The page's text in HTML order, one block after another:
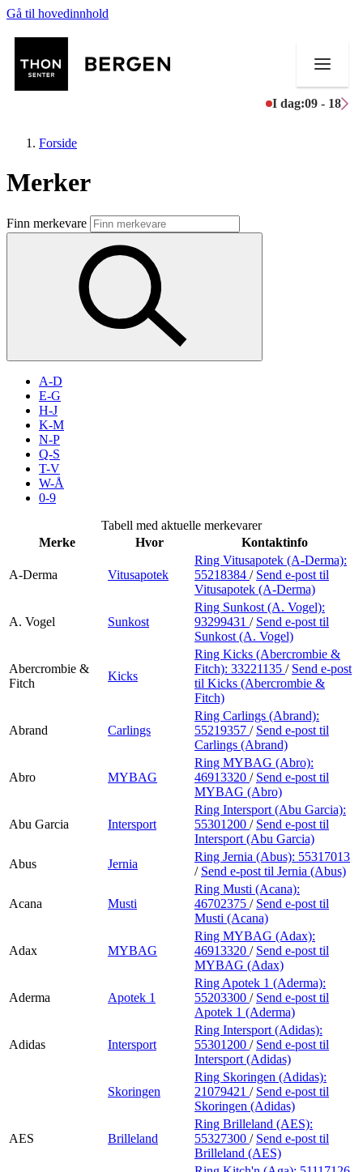
Gå til hovedinnhold
I dag:09 - 18
Butikker
Mat og drikke
Aktiviteter
Inspirasjon
Søk
Praktisk informasjon
Ledige stillinger
Finn frem
Forside
Merker
Finn merkevare
A-D
E-G
H-J
K-M
N-P
Q-S
T-V
W-Å
0-9
Tabell med aktuelle merkevarer
Merke
Hvor Kontaktinfo
A-Derma Vitusapotek
Ring Vitusapotek (A-Derma):
55218384 / Send e-post til
Vitusapotek (A-Derma)
A. Vogel Sunkost
Ring Sunkost (A. Vogel):
93299431 / Send e-post til
Sunkost (A. Vogel)
Abercrombie &
Fitch
Kicks
Ring Kicks (Abercrombie &
Fitch): 33221135 / Send e-post
til Kicks (Abercrombie &
Fitch)
Abrand Carlings
Ring Carlings (Abrand):
55219357 / Send e-post til
Carlings (Abrand)
Abro MYBAG
Ring MYBAG (Abro):
46913320 / Send e-post til
MYBAG (Abro)
Abu Garcia Intersport
Ring Intersport (Abu Garcia):
55301200 / Send e-post til
Intersport (Abu Garcia)
Abus
Jernia
Ring Jernia (Abus): 55317013
/ Send e-post til Jernia (Abus)
Acana Musti
Ring Musti (Acana):
46702375 / Send e-post til
Musti (Acana)
Adax MYBAG
Ring MYBAG (Adax):
46913320 / Send e-post til
MYBAG (Adax)
Aderma Apotek 1
Ring Apotek 1 (Aderma):
55203300 / Send e-post til
Apotek 1 (Aderma)
Adidas Intersport
Ring Intersport (Adidas):
55301200 / Send e-post til
Intersport (Adidas)
Skoringen
Ring Skoringen (Adidas):
21079421 / Send e-post til
Skoringen (Adidas)
AES Brilleland
Ring Brilleland (AES):
55327300 / Send e-post til
Brilleland (AES)